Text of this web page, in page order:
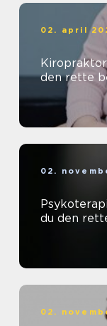
02. april
Kiropraktor
den rette
02.
du den
02.